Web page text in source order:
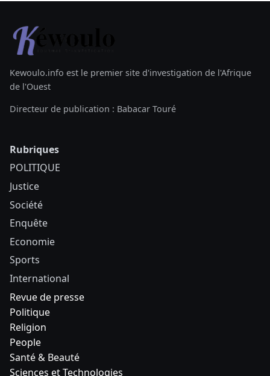
Kewoulo.info est le premier site d'investigation de l'Afrique
de l'Ouest
Directeur de publication : Babacar Touré
Rubriques
POLITIQUE
Justice
Société
Enquête
Economie
Sports
International
Revue de presse
Politique
Religion
People
Santé & Beauté
Sciences et Technologies